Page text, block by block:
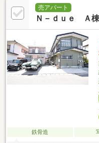
売アパート
Ｎ－ｄｕｅ Ａ
鉄骨造